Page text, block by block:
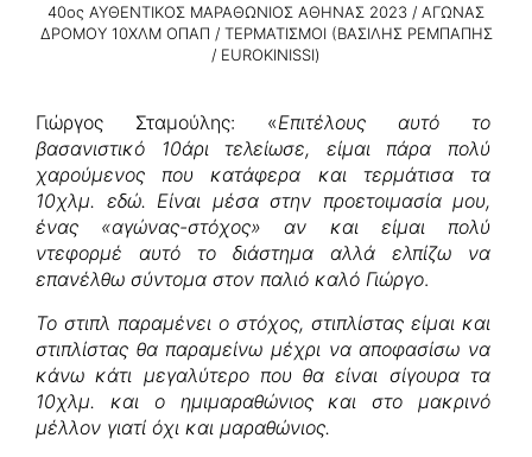
40ος ΑΥΘΕΝΤΙΚΟΣ ΜΑΡΑΘΩΝΙΟΣ ΑΘΗΝΑΣ 2023 / ΑΓΩΝΑΣ
ΔΡΟΜΟΥ 10ΧΛΜ ΟΠΑΠ / ΤΕΡΜΑΤΙΣΜΟΙ (ΒΑΣΙΛΗΣ ΡΕΜΠΑΠΗΣ
/ EUROKINISSI)
Γιώργος Σταμούλης: «Επιτέλους αυτό το
βασανιστικό 10άρι τελείωσε, είμαι πάρα πολύ
χαρούμενος που κατάφερα και τερμάτισα τα
10χλμ. εδώ. Είναι μέσα στην προετοιμασία μου,
ένας «αγώνας-στόχος» αν και είμαι πολύ
ντεφορμέ αυτό το διάστημα αλλά ελπίζω να
επανέλθω σύντομα στον παλιό καλό Γιώργο.
Το στιπλ παραμένει ο στόχος, στιπλίστας είμαι και
στιπλίστας θα παραμείνω μέχρι να αποφασίσω να
κάνω κάτι μεγαλύτερο που θα είναι σίγουρα τα
10χλμ. και ο ημιμαραθώνιος και στο μακρινό
μέλλον γιατί όχι και μαραθώνιος.